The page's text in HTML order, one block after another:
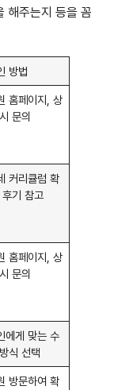
해주는지 등을 꼼
방법
홈페이지, 상
문의
커리큘럼 확
후기 참고
홈페이지, 상
문의
에게 맞는 수
식 선택
방문하여 확